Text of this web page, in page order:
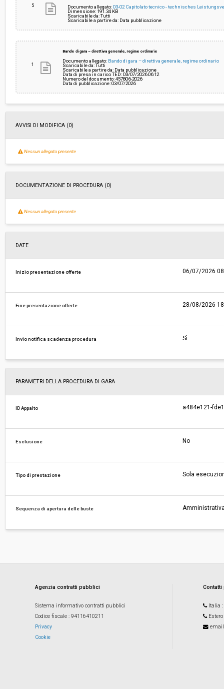
5
Documento allegato:03-02 Capitolato tecnico - technisches
Dimensione: 191.34 KB
Scaricabile da: Tutti
Scaricabile a partire da: Data pubblicazione
1
Bando di gara – direttiva generale, regime ordinario
Documento allegato: Bando di gara – direttiva generale, regime ordinario
Scaricabile da: Tutti
Scaricabile a partire da: Data pubblicazione
Data di presa in carico TED: 03/07/2026 06:12
Numero del documento: 457806-2026
Data di pubblicazione: 03/07/2026
AVVISI DI MODIFICA (0)
Nessun allegato presente
DOCUMENTAZIONE DI PROCEDURA (0)
Nessun allegato presente
DATE
Inizio presentazione offerte 06/07/2026
Fine presentazione offerte 28/08/2026
Invio notifica scadenza procedura Sì
PARAMETRI DELLA PROCEDURA DI GARA
ID Appalto a484e121-
Esclusione No
Tipo di prestazione Sola
Sequenza di apertura delle buste
Agenzia contratti pubblici
Sistema informativo contratti pubblici
Codice fiscale : 94116410211
Privacy
Cookie
Italia
Estero
email